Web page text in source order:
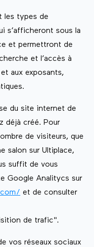
les types de
s’afficheront sous la
et permettront de
et l’accès à
aux exposants,
du site internet de
déjà créé. Pour
de visiteurs, que
salon sur Ultiplace,
suffit de vous
Google Analitycs sur
et de consulter
de trafic".
vos réseaux sociaux